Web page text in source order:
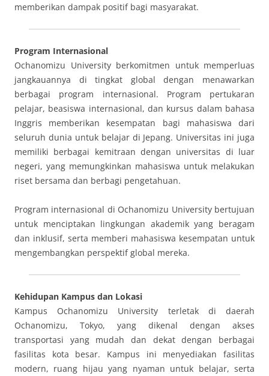
memberikan dampak positif bagi masyarakat.
Program Internasional
Ochanomizu University berkomitmen untuk memperluas
jangkauannya di tingkat global dengan menawarkan
berbagai program internasional. Program pertukaran
pelajar, beasiswa internasional, dan kursus dalam bahasa
Inggris memberikan kesempatan bagi mahasiswa dari
seluruh dunia untuk belajar di Jepang. Universitas ini juga
memiliki berbagai kemitraan dengan universitas di luar
negeri, yang memungkinkan mahasiswa untuk melakukan
riset bersama dan berbagi pengetahuan.
Program internasional di Ochanomizu University bertujuan
untuk menciptakan lingkungan akademik yang beragam
dan inklusif, serta memberi mahasiswa kesempatan untuk
mengembangkan perspektif global mereka.
Kehidupan Kampus dan Lokasi
Kampus Ochanomizu University terletak di daerah
Ochanomizu, Tokyo, yang dikenal dengan akses
transportasi yang mudah dan dekat dengan berbagai
fasilitas kota besar. Kampus ini menyediakan fasilitas
modern, ruang hijau yang nyaman untuk belajar, serta